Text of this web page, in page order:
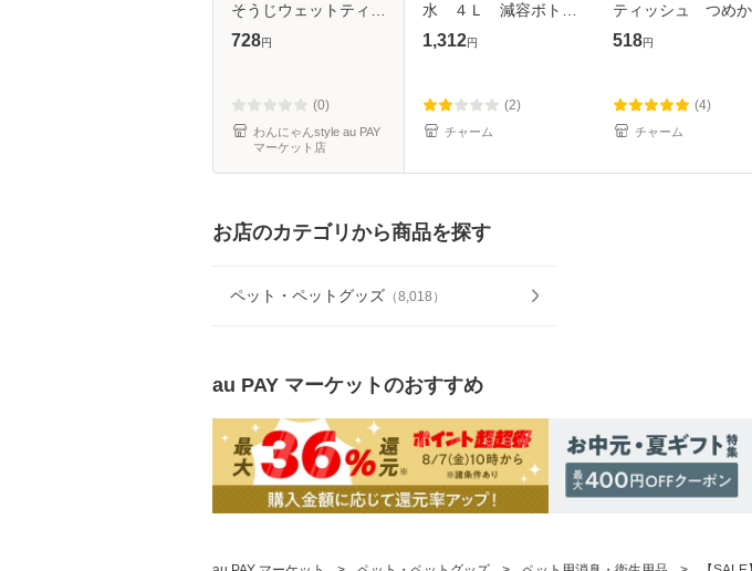
そうじウェットティッ
シュ 大判 2個パック
728円
(0)
わんにゃんstyle au PAY
マーケット店
水 ４Ｌ 減容ボト
ル 弱酸性 業務用
1,312円
(2)
チャーム
ティッシュ つめか
用 ６０枚 ３個パ
518円
(4)
チャーム
お店のカテゴリから商品を探す
ペット・ペットグッズ （8,018 ）
au PAY マーケットのおすすめ